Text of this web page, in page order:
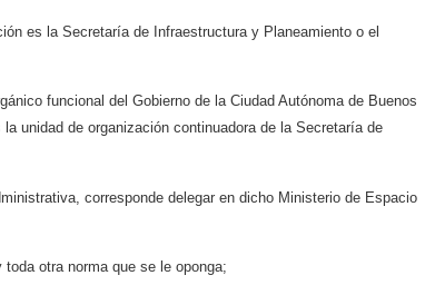
es la Secretaría de Infraestructura y Planeamiento o el
funcional del Gobierno de la Ciudad Autónoma de Buenos
unidad de organización continuadora de la Secretaría de
corresponde delegar en dicho Ministerio de Espacio
toda otra norma que se le oponga;